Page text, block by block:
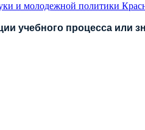
и молодежной политики
учебного процесса или